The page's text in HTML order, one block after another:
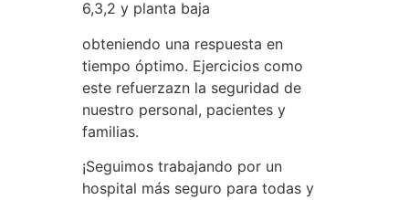
6,3,2 y planta baja
obteniendo una respuesta en
tiempo óptimo. Ejercicios como
este refuerzazn la seguridad de
nuestro personal, pacientes y
familias.
¡Seguimos trabajando por un
hospital más seguro para todas y